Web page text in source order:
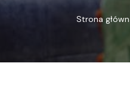
Strona